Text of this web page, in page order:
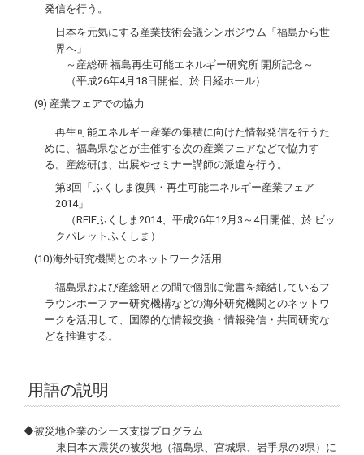
発信を行う。
日本を元気にする産業技術会議シンポジウム「福島から世
界へ」
～産総研 福島再生可能エネルギー研究所 開所記念～
（平成26年4月18日開催、於 日経ホール）
(9) 産業フェアでの協力
再生可能エネルギー産業の集積に向けた情報発信を行うた
めに、福島県などが主催する次の産業フェアなどで協力す
る。産総研は、出展やセミナー講師の派遣を行う。
第3回「ふくしま復興・再生可能エネルギー産業フェア
2014」
（REIFふくしま2014、平成26年12月3～4日開催、於 ビッ
クパレットふくしま）
(10)海外研究機関とのネットワーク活用
福島県および産総研との間で個別に覚書を締結しているフ
ラウンホーファー研究機構などの海外研究機関とのネットワ
ークを活用して、国際的な情報交換・情報発信・共同研究な
どを推進する。
用語の説明
◆被災地企業のシーズ支援プログラム
東日本大震災の被災地（福島県、宮城県、岩手県の3県）に